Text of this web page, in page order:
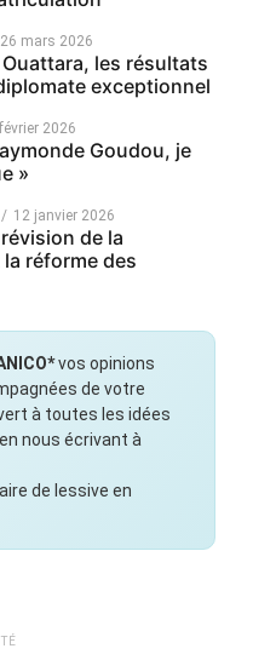
26 mars 2026
les résultats
exceptionnel
2026
Goudou, je
»
12 janvier 2026
de la
réforme des
vos opinions
de votre
à toutes les idées
nous écrivant à
de lessive en